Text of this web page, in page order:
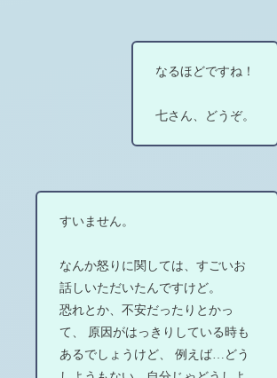
なるほどですね！
七さん、どうぞ。
すいません。
なんか怒りに関しては、すごいお
話しいただいたんですけど。
恐れとか、不安だったりとかっ
て、 原因がはっきりしている時も
あるでしょうけど、 例えば…どう